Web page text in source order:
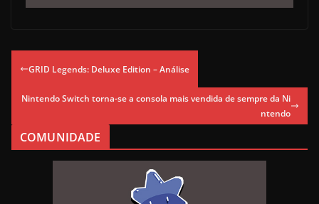
GRID Legends: Deluxe Edition – Análise
Nintendo Switch torna-se a consola mais vendida de sempre da Ni
ntendo
COMUNIDADE